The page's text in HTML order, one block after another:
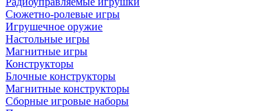
Сюжетно-ролевые игры
Игрушечное оружие
Настольные игры
Магнитные игры
Конструкторы
Блочные конструкторы
Магнитные конструкторы
Сборные игровые наборы